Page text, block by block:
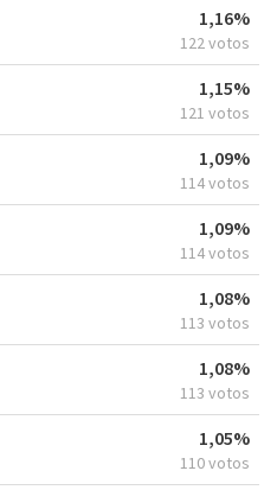
1,16%
122 votos
1,15%
121 votos
1,09%
114 votos
1,09%
114 votos
1,08%
113 votos
1,08%
113 votos
1,05%
110 votos